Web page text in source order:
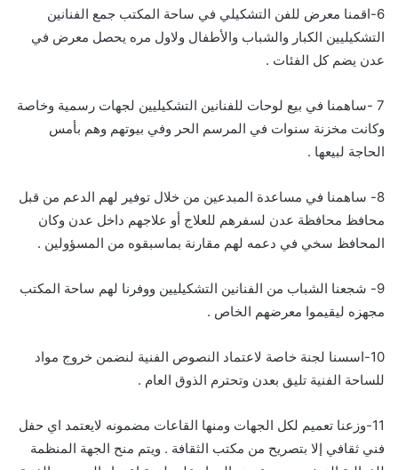
6-اقمنا معرض للفن التشكيلي في ساحة المكتب جمع الفنانين
التشكيليين الكبار والشباب والأطفال ولاول مره يحصل معرض في
عدن يضم كل الفئات .
7 -ساهمنا في بيع لوحات للفنانين التشكيليين لجهات رسمية وخاصة
وكانت مخزنة سنوات في المرسم الحر وفي بيوتهم وهم بأمس
الحاجة لبيعها .
8- ساهمنا في مساعدة المبدعين من خلال توفير لهم الدعم من قبل
محافظ محافظة عدن لسفرهم للعلاج أو علاجهم داخل عدن وكان
المحافظ سخي في دعمه لهم مقارنة بماسبقوه من المسؤولين .
9- شجعنا الشباب من الفنانين التشكيليين ووفرنا لهم ساحة المكتب
مجهزه ليقيموا معرضهم الخاص .
10-اسسنا لجنة خاصة لاعتماد النصوص الفنية لنضمن خروج مواد
للساحة الفنية تليق بعدن وتحترم الذوق العام .
11-وزعنا تعميم لكل الجهات ومنها القاعات مضمونه لايعتمد اي حفل
فني ثقافي إلا بتصريح من مكتب الثقافة . ويتم منح الجهة المنظمة